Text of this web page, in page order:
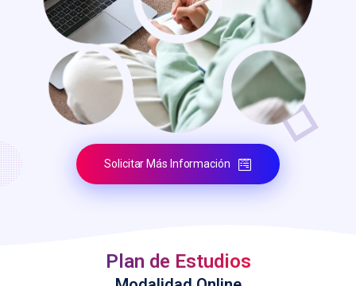
Solicitar Más Información
Plan de Estudios